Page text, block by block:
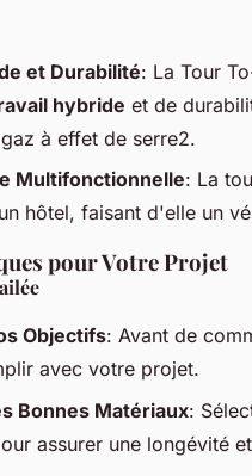
et Durabilité: La Tour
hybride et de
à effet de serre2.
Multifonctionnelle: La
hôtel, faisant d'elle un
pour Votre Projet
Objectifs: Avant de
avec votre projet.
Bonnes Matériaux:
assurer une longévité